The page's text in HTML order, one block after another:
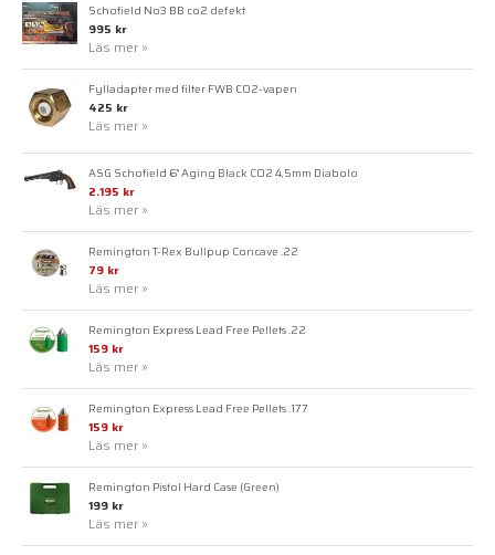
Schofield No3 BB co2 defekt
995 kr
Läs mer »
Fylladapter med filter FWB CO2-vapen
425 kr
Läs mer »
ASG Schofield 6" Aging Black CO2 4,5mm Diabolo
2.195 kr
Läs mer »
Remington T-Rex Bullpup Concave .22
79 kr
Läs mer »
Remington Express Lead Free Pellets .22
159 kr
Läs mer »
Remington Express Lead Free Pellets .177
159 kr
Läs mer »
Remington Pistol Hard Case (Green)
199 kr
Läs mer »